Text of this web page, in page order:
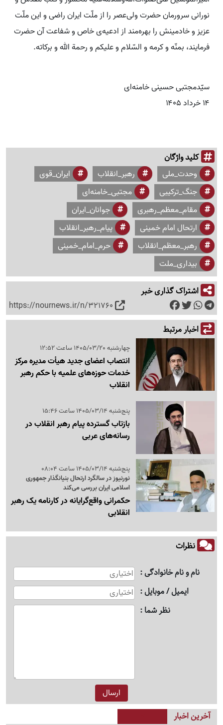
نورانی سرورمان حضرت ولی‌عصر را از ملّت ایران راضی و این ملّت
عزیز و خادمینش را بهره‌مند از ادعیه‌ی خاص و شفاعت آن حضرت
فرمایند، بمنّه و کرمه و السّلام و علیکم و رحمة الله و برکاته.
سیّدمجتبی حسینی خامنه‌ای
۱۴ خرداد ۱۴۰۵
کلید واژگان
وحدت_ملی رهبر_انقلاب
ایران_قوی
جنگ_ترکیبی
مجتبی_خامنه‌ای
مقام_معظم_رهبری
جوانان_ایران
ارتحال امام خمینی
پیام_رهبر_انقلاب
رهبر_معظم_انقلاب
حرم_امام_خمینی
بیداری_ملت
اشتراک گذاری خبر
https://nournews.ir/n/321760
اخبار مرتبط
چهارشنبه 1405/03/20 ساعت 12:52
انتصاب اعضای جدید هیأت مدیره مرکز
خدمات حوزه‌های علمیه با حکم رهبر
انقلاب
پنج‌شنبه 1405/03/14 ساعت 15:46
بازتاب گسترده پیام رهبر انقلاب در
رسانه‌های عربی
پنج‌شنبه 1405/03/14 ساعت 08:04
نورنیوز در سالگرد ارتحال بنیانگذار جمهوری
اسلامی ایران بررسی می‌کند
حکمرانی واقع‌گرایانه در کارنامه یک رهبر
انقلابی
نظرات
نام و نام خانوادگی
ایمیل / موبایل
نظر شما
آخرین اخبار